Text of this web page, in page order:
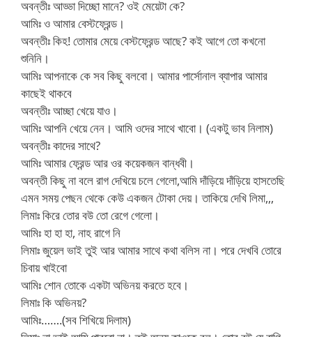
অবন্তীঃ আড্ডা দিচ্ছো মানে? ওই মেয়েটা কে?
আমিঃ ও আমার বেস্টফ্রেন্ড।
অবন্তীঃ কিহ! তোমার মেয়ে বেস্টফ্রেন্ড আছে? কই আগে তো কখনো
শুনিনি।
আমিঃ আপনাকে কে সব কিছু বলবো। আমার পার্সোনাল ব্যাপার আমার
কাছেই থাকবে
অবন্তীঃ আচ্ছা খেয়ে যাও।
আমিঃ আপনি খেয়ে নেন। আমি ওদের সাথে খাবো। (একটু ভাব নিলাম)
অবন্তীঃ কাদের সাথে?
আমিঃ আমার ফ্রেন্ড আর ওর কয়েকজন বান্ধবী।
অবন্তী কিছু না বলে রাগ দেখিয়ে চলে গেলো,আমি দাঁড়িয়ে দাঁড়িয়ে হাসতেছি
এমন সময় পেছন থেকে কেউ একজন টোকা দেয়। তাকিয়ে দেখি লিমা,,,
লিমাঃ কিরে তোর বউ তো রেগে গেলো।
আমিঃ হা হা হা, নাহ রাগে নি
লিমাঃ জুয়েল ভাই তুই আর আমার সাথে কথা বলিস না। পরে দেখবি তোরে
চিবায় খাইবো
আমিঃ শোন তোকে একটা অভিনয় করতে হবে।
লিমাঃ কি অভিনয়?
আমিঃ…….(সব শিখিয়ে দিলাম)